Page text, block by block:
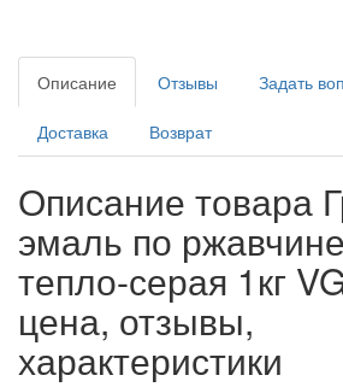
Описание Отзывы Задать
Доставка Возврат
Описание товара
эмаль по
тепло-серая 1кг
цена, отзывы,
характеристики